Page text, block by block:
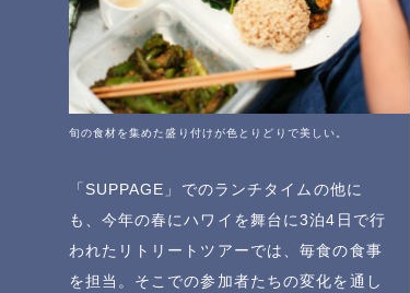
旬の食材を集めた盛り付けが色とりどりで美しい。
「SUPPAGE」でのランチタイムの他に
も、今年の春にハワイを舞台に3泊4日で行
われたリトリートツアーでは、毎食の食事
を担当。そこでの参加者たちの変化を通し